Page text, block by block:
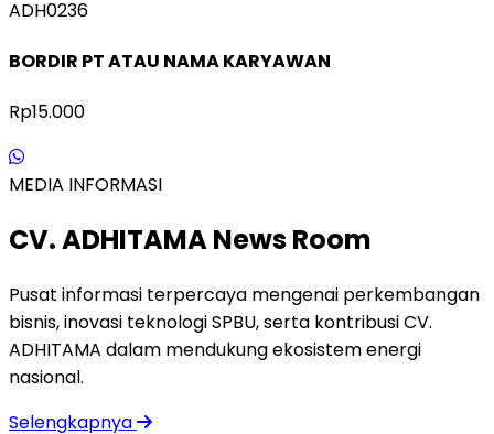
ADH0236
BORDIR PT ATAU NAMA KARYAWAN
Rp15.000
MEDIA INFORMASI
CV. ADHITAMA News Room
Pusat informasi terpercaya mengenai perkembangan
bisnis, inovasi teknologi SPBU, serta kontribusi CV.
ADHITAMA dalam mendukung ekosistem energi
nasional.
Selengkapnya